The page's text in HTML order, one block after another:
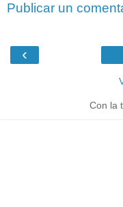
Publicar un
‹
Con la